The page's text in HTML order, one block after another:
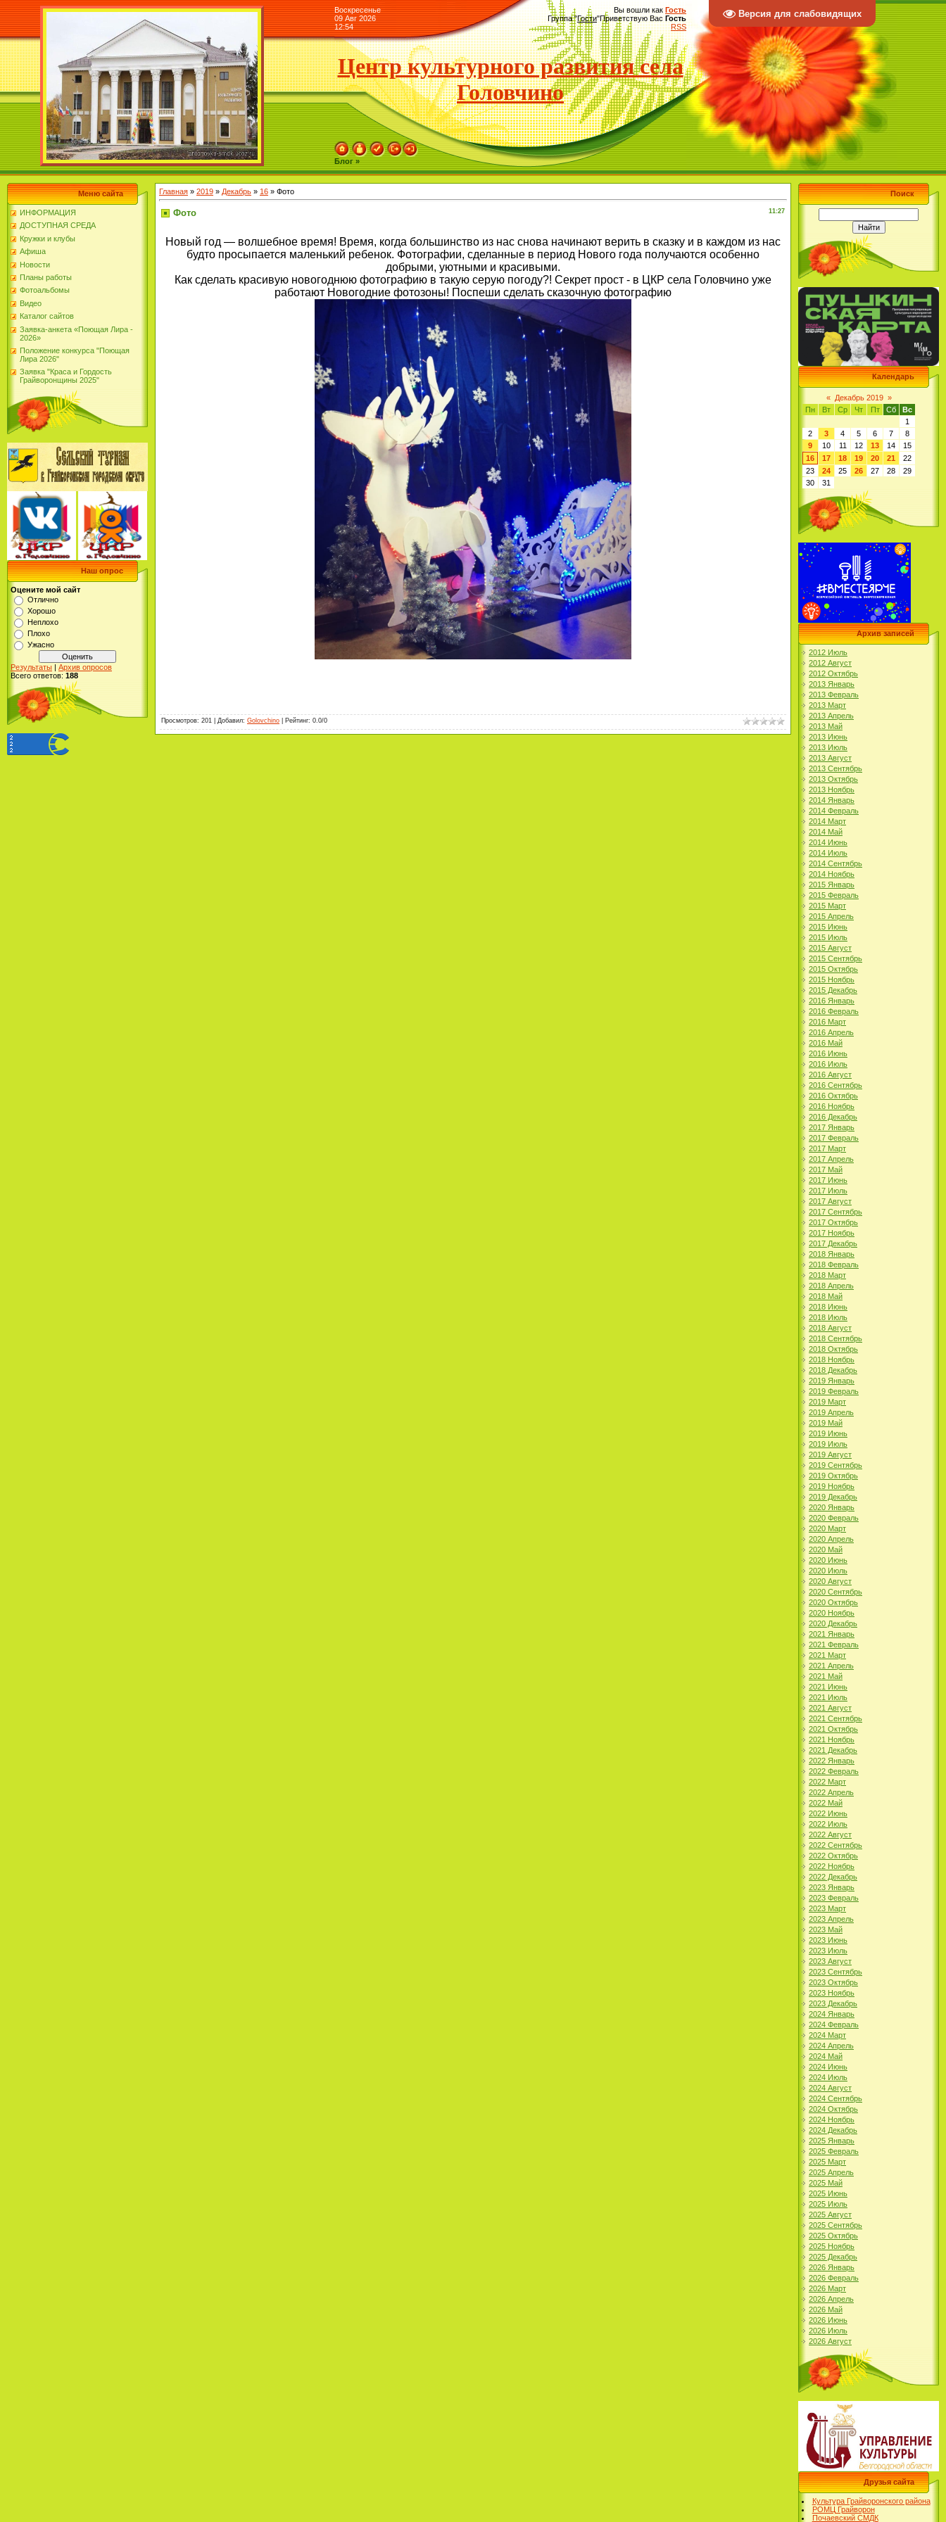
Версия для слабовидящих
Воскресенье
09 Авг 2026
12:54
Вы вошли как Гость
Группа"Гости"Приветствую Вас Гость
RSS
Центр культурного развития села
Головчино
Блог »
Меню сайта
ИНФОРМАЦИЯ
ДОСТУПНАЯ СРЕДА
Кружки и клубы
Афиша
Новости
Планы работы
Фотоальбомы
Видео
Каталог сайтов
Заявка-анкета «Поющая Лира -
2026»
Положение конкурса "Поющая
Лира 2026"
Заявка "Краса и Гордость
Грайворонщины 2025"
Наш опрос
Оцените мой сайт
Отлично
Хорошо
Неплохо
Плохо
Ужасно
Результаты | Архив опросов
Всего ответов: 188
Главная » 2019 » Декабрь » 16 » Фото
11:27
Фото
Новый год — волшебное время! Время, когда большинство из нас снова начинают верить в сказку и в каждом из нас
будто просыпается маленький ребенок. Фотографии, сделанные в период Нового года получаются особенно
добрыми, уютными и красивыми.
Как сделать красивую новогоднюю фотографию в такую серую погоду?! Секрет прост - в ЦКР села Головчино уже
работают Новогодние фотозоны! Поспеши сделать сказочную фотографию
Просмотров: 201 Добавил: Golovchino Рейтинг: 0.0/0
Поиск
Календарь
« Декабрь 2019 »
Пн
Вт Ср Чт Пт Сб
Вс
1
2
3 4 5 6 7
8
9
10 11 12 13 14
15
16
17 18 19 20 21
22
23
24 25 26 27 28
29
30
31
Архив записей
2012 Июль
2012 Август
2012 Октябрь
2013 Январь
2013 Февраль
2013 Март
2013 Апрель
2013 Май
2013 Июнь
2013 Июль
2013 Август
2013 Сентябрь
2013 Октябрь
2013 Ноябрь
2014 Январь
2014 Февраль
2014 Март
2014 Май
2014 Июнь
2014 Июль
2014 Сентябрь
2014 Ноябрь
2015 Январь
2015 Февраль
2015 Март
2015 Апрель
2015 Июнь
2015 Июль
2015 Август
2015 Сентябрь
2015 Октябрь
2015 Ноябрь
2015 Декабрь
2016 Январь
2016 Февраль
2016 Март
2016 Апрель
2016 Май
2016 Июнь
2016 Июль
2016 Август
2016 Сентябрь
2016 Октябрь
2016 Ноябрь
2016 Декабрь
2017 Январь
2017 Февраль
2017 Март
2017 Апрель
2017 Май
2017 Июнь
2017 Июль
2017 Август
2017 Сентябрь
2017 Октябрь
2017 Ноябрь
2017 Декабрь
2018 Январь
2018 Февраль
2018 Март
2018 Апрель
2018 Май
2018 Июнь
2018 Июль
2018 Август
2018 Сентябрь
2018 Октябрь
2018 Ноябрь
2018 Декабрь
2019 Январь
2019 Февраль
2019 Март
2019 Апрель
2019 Май
2019 Июнь
2019 Июль
2019 Август
2019 Сентябрь
2019 Октябрь
2019 Ноябрь
2019 Декабрь
2020 Январь
2020 Февраль
2020 Март
2020 Апрель
2020 Май
2020 Июнь
2020 Июль
2020 Август
2020 Сентябрь
2020 Октябрь
2020 Ноябрь
2020 Декабрь
2021 Январь
2021 Февраль
2021 Март
2021 Апрель
2021 Май
2021 Июнь
2021 Июль
2021 Август
2021 Сентябрь
2021 Октябрь
2021 Ноябрь
2021 Декабрь
2022 Январь
2022 Февраль
2022 Март
2022 Апрель
2022 Май
2022 Июнь
2022 Июль
2022 Август
2022 Сентябрь
2022 Октябрь
2022 Ноябрь
2022 Декабрь
2023 Январь
2023 Февраль
2023 Март
2023 Апрель
2023 Май
2023 Июнь
2023 Июль
2023 Август
2023 Сентябрь
2023 Октябрь
2023 Ноябрь
2023 Декабрь
2024 Январь
2024 Февраль
2024 Март
2024 Апрель
2024 Май
2024 Июнь
2024 Июль
2024 Август
2024 Сентябрь
2024 Октябрь
2024 Ноябрь
2024 Декабрь
2025 Январь
2025 Февраль
2025 Март
2025 Апрель
2025 Май
2025 Июнь
2025 Июль
2025 Август
2025 Сентябрь
2025 Октябрь
2025 Ноябрь
2025 Декабрь
2026 Январь
2026 Февраль
2026 Март
2026 Апрель
2026 Май
2026 Июнь
2026 Июль
2026 Август
Друзья сайта
Культура Грайворонского района
РОМЦ Грайворон
Почаевский СМДК